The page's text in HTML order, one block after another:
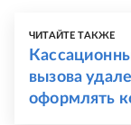
ЧИТАЙТЕ ТАКЖЕ
вызова
оформлять